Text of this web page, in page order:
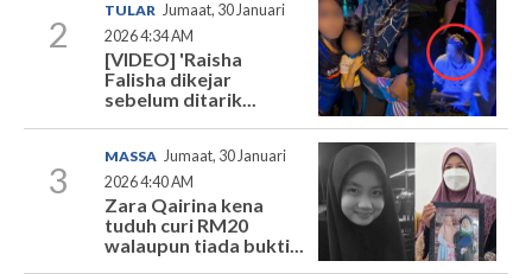
2
TULAR Jumaat, 30 Januari
2026 4:34 AM
[VIDEO] 'Raisha
Falisha dikejar
sebelum ditarik...
3
MASSA Jumaat, 30 Januari
2026 4:40 AM
Zara Qairina kena
tuduh curi RM20
walaupun tiada bukti...